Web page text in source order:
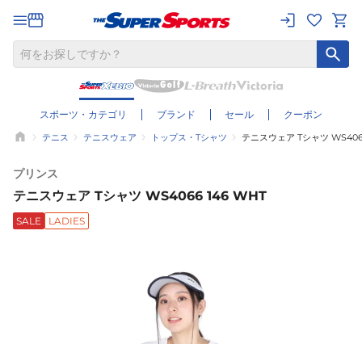
スポーツ・カテゴリ ブランド セール クーポン
テニス テニスウェア トップス・Tシャツ テニスウェア Tシャツ
プリンス
テニスウェア Tシャツ WS4066 146 WHT
SALE LADIES